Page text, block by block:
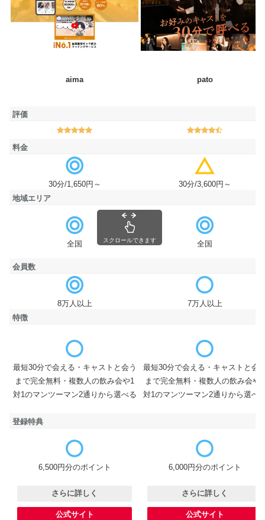
評価
料金
地域エリア
会員数
特徴
特徴
登録特典
aima
30分/1,650円～
全国
8万人以上
最短30分で会える・キャストと会う
まで完全無料・複数人の飲み会や1
対1のマンツーマン2通りから選べる
6,500円分のポイント
さらに詳しく
公式サイト
pato
30分/3,600円～
全国
7万人以上
最短30分で会える・キャストと会
まで完全無料・複数人の飲み会や1
対1のマンツーマン2通りから選べ
6,000円分のポイント
さらに詳しく
公式サイト
スクロールできます